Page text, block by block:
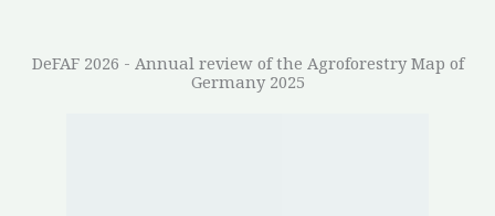
DeFAF 2026 - Annual review of the Agroforestry Map of
Germany 2025